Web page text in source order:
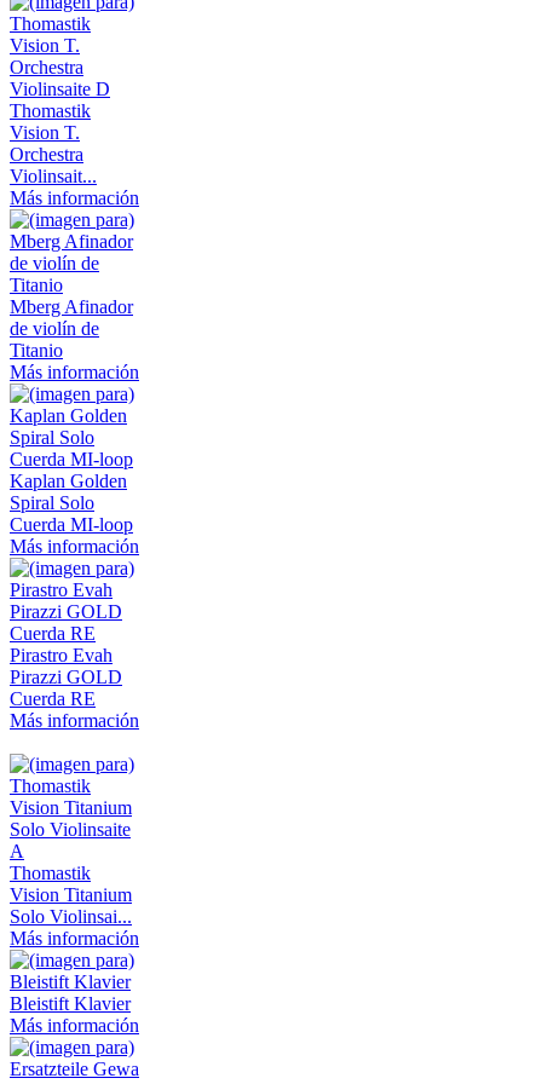
Thomastik
Vision T.
Orchestra
Violinsait...
Más información
Mberg Afinador
de violín de
Titanio
Más información
Kaplan Golden
Spiral Solo
Cuerda MI-loop
Más información
Pirastro Evah
Pirazzi GOLD
Cuerda RE
Más información
Thomastik
Vision Titanium
Solo Violinsai...
Más información
Bleistift Klavier
Más información